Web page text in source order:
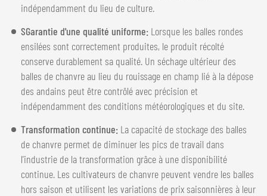
indépendamment du lieu de culture.
SGarantie d'une qualité uniforme: Lorsque les balles rondes
ensilées sont correctement produites, le produit récolté
conserve durablement sa qualité. Un séchage ultérieur des
balles de chanvre au lieu du rouissage en champ lié à la dépose
des andains peut être contrôlé avec précision et
indépendamment des conditions météorologiques et du site.
Transformation continue: La capacité de stockage des balles
de chanvre permet de diminuer les pics de travail dans
l'industrie de la transformation grâce à une disponibilité
continue. Les cultivateurs de chanvre peuvent vendre les balles
hors saison et utilisent les variations de prix saisonnières à leur